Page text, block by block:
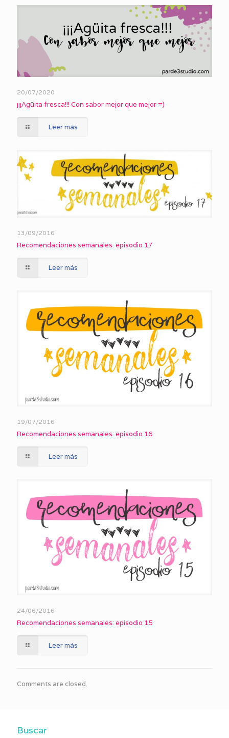
20/07/2020
¡¡¡Agüita fresca!!! Con sabor mejor que mejor =)
Leer más
13/09/2016
Recomendaciones semanales: episodio 17
Leer más
19/07/2016
Recomendaciones semanales: episodio 16
Leer más
24/06/2016
Recomendaciones semanales: episodio 15
Leer más
Comments are closed.
Buscar